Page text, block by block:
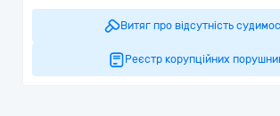
Витяг про відсутність
Реєстр корупційних